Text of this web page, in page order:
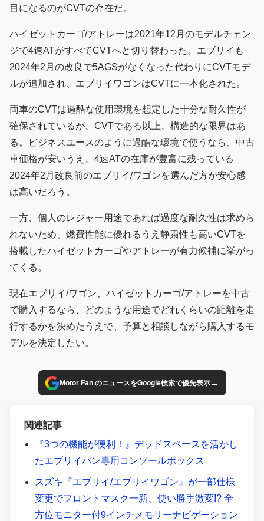
目になるのがCVTの存在だ。
ハイゼットカーゴ/アトレーは2021年12月のモデルチェン
ジで4速ATがすべてCVTへと切り替わった。エブリイも
2024年2月の改良で5AGSがなくなった代わりにCVTモデ
ルが追加され、エブリイワゴンはCVTに一本化された。
両車のCVTは過酷な使用環境を想定した十分な耐久性が
確保されているが、CVTである以上、構造的な限界はあ
る。ビジネスユースのように過酷な環境で使うなら、中古
車価格が安いうえ、4速ATの在庫が豊富に残っている
2024年2月改良前のエブリイ/ワゴンを選んだ方が安心感
は高いだろう。
一方、個人のレジャー用途であれば過度な耐久性は求めら
れないため、燃費性能に優れるうえ静粛性も高いCVTを
搭載したハイゼットカーゴやアトレーが有力候補に挙がっ
てくる。
現在エブリイ/ワゴン、ハイゼットカーゴ/アトレーを中古
で購入するなら、どのような用途でどれくらいの距離を走
行するかを決めたうえで、予算と相談しながら購入するモ
デルを決定したい。
Motor Fan のニュースをGoogle検索で優先表示→
関連記事
『3つの機能が便利！』デッドスペースを活かし
たエブリイバン専用コンソールボックス
スズキ『エブリイ/エブリイワゴン』が一部仕様
変更でフロントマスク一新、使い勝手激変!? 全
方位モニター付9インチメモリーナビゲーション